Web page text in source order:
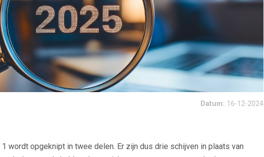
Datum: 16-12-2024
wordt opgeknipt in twee delen. Er zijn dus drie schijven in plaats van